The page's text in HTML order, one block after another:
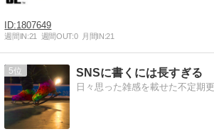
1807649
週間IN:21 週間OUT:0 月間IN:21
5 SNSに書くには長すぎる
日々思った雑感を載せた不定期